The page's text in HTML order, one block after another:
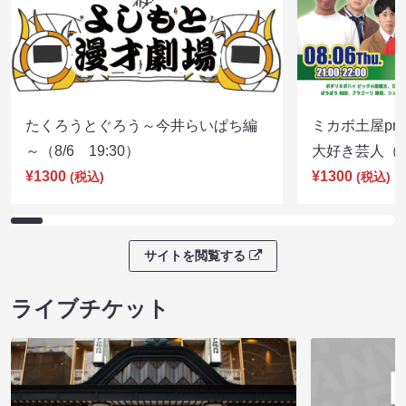
たくろうとぐろう～今井らいぱち編
～（8/6 19:30）
¥1300 (税込)
ミカボ土屋
大好き芸人
¥1300 (税込)
サイトを閲覧する
ライブチケット